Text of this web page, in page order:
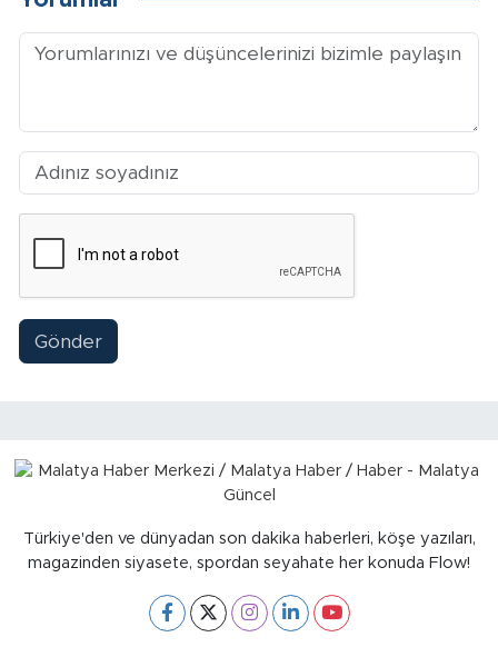
Gönder
Türkiye'den ve dünyadan son dakika haberleri, köşe yazıları,
magazinden siyasete, spordan seyahate her konuda Flow!